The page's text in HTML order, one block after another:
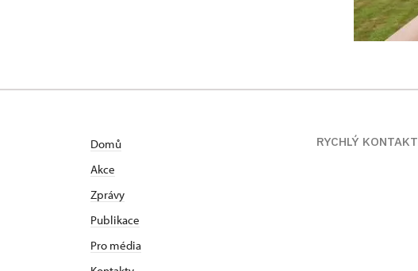
Domů
Akce
Zprávy
Publikace
Pro média
RYCHLÝ KONTAKT